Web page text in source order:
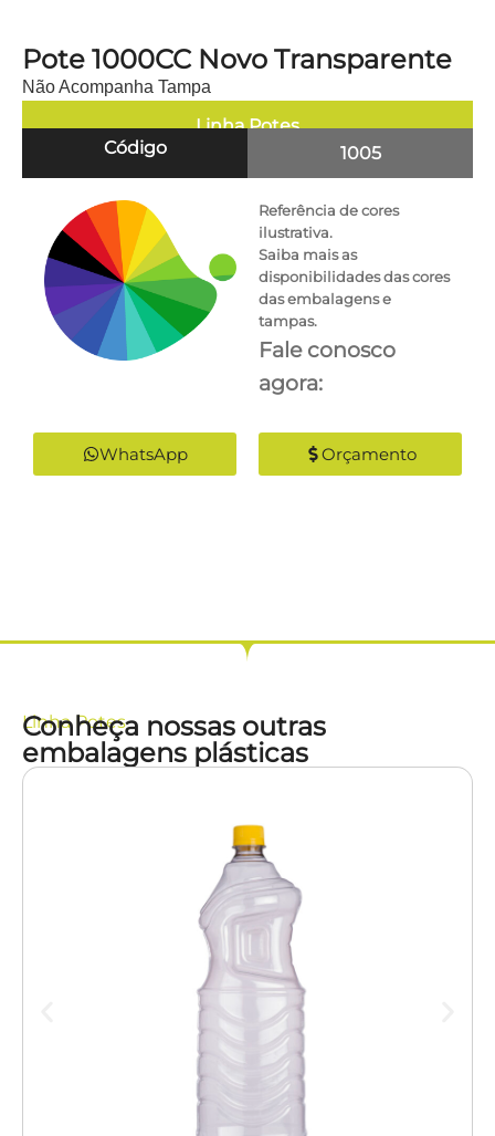
Pote 1000CC Novo Transparente
Não Acompanha Tampa
Linha Potes
Código
1005
Referência de cores
ilustrativa.
Saiba mais as
disponibilidades das cores
das embalagens e
tampas.
Fale conosco
agora:
WhatsApp Orçamento
LinhaPotes
Conheça nossas outras
embalagens plásticas